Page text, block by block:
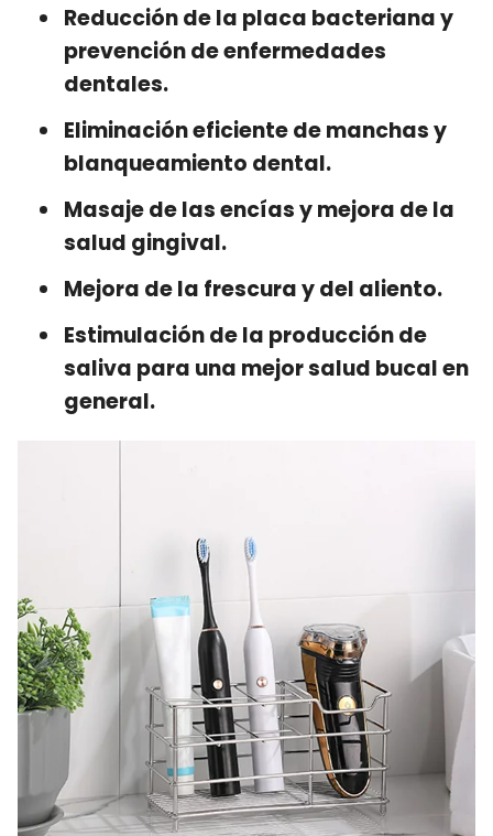
Reducción de la placa bacteriana y
prevención de enfermedades
dentales.
Eliminación eficiente de manchas y
blanqueamiento dental.
Masaje de las encías y mejora de la
salud gingival.
Mejora de la frescura y del aliento.
Estimulación de la producción de
saliva para una mejor salud bucal en
general.